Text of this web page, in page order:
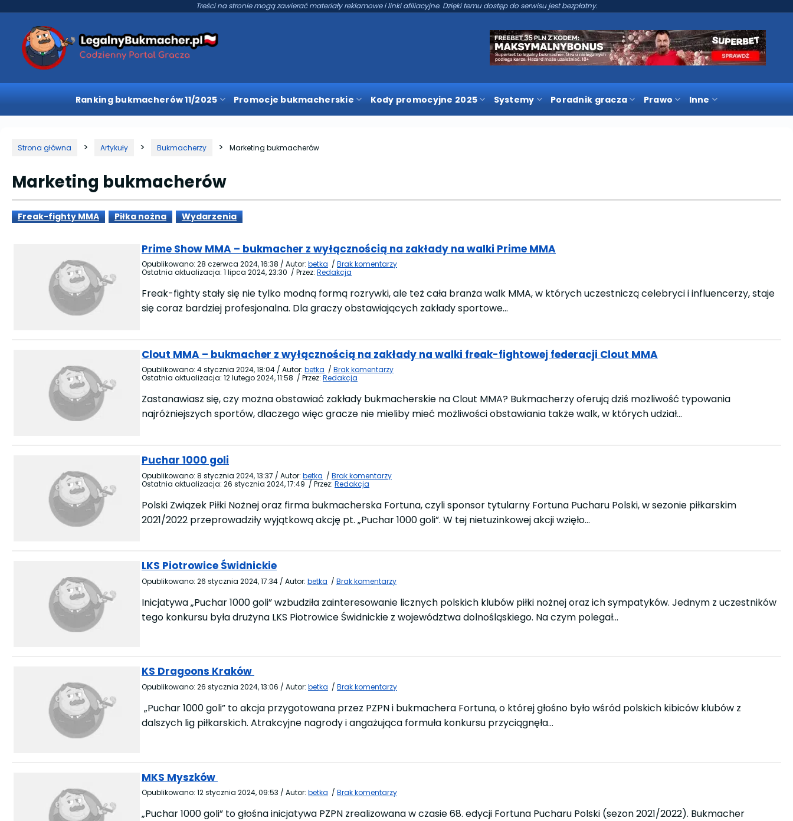
Treści na stronie mogą zawierać materiały reklamowe i linki afiliacyjne. Dzięki temu dostęp do serwisu jest bezpłatny.
Ranking bukmacherów 11/2025 Promocje bukmacherskie Kody promocyjne 2025 Systemy Poradnik gracza Prawo Inne
Strona główna Artykuły Bukmacherzy Marketing bukmacherów
Marketing bukmacherów
Freak-fighty MMA Piłka nożna Wydarzenia
Prime Show MMA – bukmacher z wyłącznością na zakłady na walki Prime MMA
Opublikowano: 28 czerwca 2024, 16:38 / Autor: betka / Brak komentarzy
Ostatnia aktualizacja: 1 lipca 2024, 23:30 / Przez: Redakcja
Freak-fighty stały się nie tylko modną formą rozrywki, ale też cała branża walk MMA, w których uczestniczą celebryci i influencerzy, staje
się coraz bardziej profesjonalna. Dla graczy obstawiających zakłady sportowe…
Clout MMA – bukmacher z wyłącznością na zakłady na walki freak-fightowej federacji Clout MMA
Opublikowano: 4 stycznia 2024, 18:04 / Autor: betka / Brak komentarzy
Ostatnia aktualizacja: 12 lutego 2024, 11:58 / Przez: Redakcja
Zastanawiasz się, czy można obstawiać zakłady bukmacherskie na Clout MMA? Bukmacherzy oferują dziś możliwość typowania
najróżniejszych sportów, dlaczego więc gracze nie mieliby mieć możliwości obstawiania także walk, w których udział…
Puchar 1000 goli
Opublikowano: 8 stycznia 2024, 13:37 / Autor: betka / Brak komentarzy
Ostatnia aktualizacja: 26 stycznia 2024, 17:49 / Przez: Redakcja
Polski Związek Piłki Nożnej oraz firma bukmacherska Fortuna, czyli sponsor tytularny Fortuna Pucharu Polski, w sezonie piłkarskim
2021/2022 przeprowadziły wyjątkową akcję pt. „Puchar 1000 goli”. W tej nietuzinkowej akcji wzięło…
LKS Piotrowice Świdnickie
Opublikowano: 26 stycznia 2024, 17:34 / Autor: betka / Brak komentarzy
Inicjatywa „Puchar 1000 goli” wzbudziła zainteresowanie licznych polskich klubów piłki nożnej oraz ich sympatyków. Jednym z uczestników
tego konkursu była drużyna LKS Piotrowice Świdnickie z województwa dolnośląskiego. Na czym polegał…
KS Dragoons Kraków
Opublikowano: 26 stycznia 2024, 13:06 / Autor: betka / Brak komentarzy
„Puchar 1000 goli” to akcja przygotowana przez PZPN i bukmachera Fortuna, o której głośno było wśród polskich kibiców klubów z
dalszych lig piłkarskich. Atrakcyjne nagrody i angażująca formuła konkursu przyciągnęła…
MKS Myszków
Opublikowano: 12 stycznia 2024, 09:53 / Autor: betka / Brak komentarzy
„Puchar 1000 goli” to głośna inicjatywa PZPN zrealizowana w czasie 68. edycji Fortuna Pucharu Polski (sezon 2021/2022). Bukmacher